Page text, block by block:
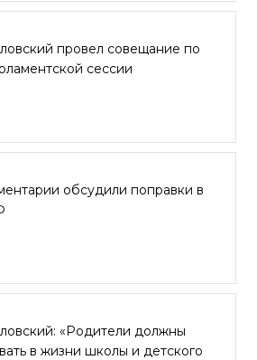
провел совещание по
cеcсии
обсудили поправки в
«Родители должны
в жизни школы и детского